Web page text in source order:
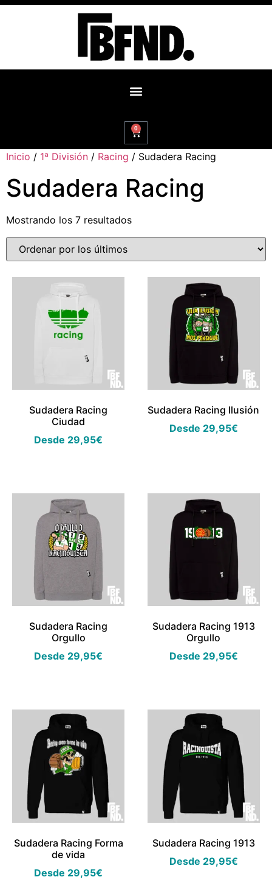
0
Inicio / 1ª División / Racing / Sudadera Racing
Sudadera Racing
Mostrando los 7 resultados
Sudadera Racing
Ciudad
Desde 29,95€
Sudadera Racing Ilusión
Desde 29,95€
Sudadera Racing
Orgullo
Desde 29,95€
Sudadera Racing 1913
Orgullo
Desde 29,95€
Sudadera Racing Forma
de vida
Desde 29,95€
Sudadera Racing 1913
Desde 29,95€